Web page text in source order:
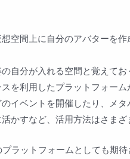
空間上に自分のアバターを
自分が入れる空間と覚えてお
を利用したプラットフォー
イベントを開催したり、メ
かすなど、活用方法はさまざ
ラットフォームとしても期